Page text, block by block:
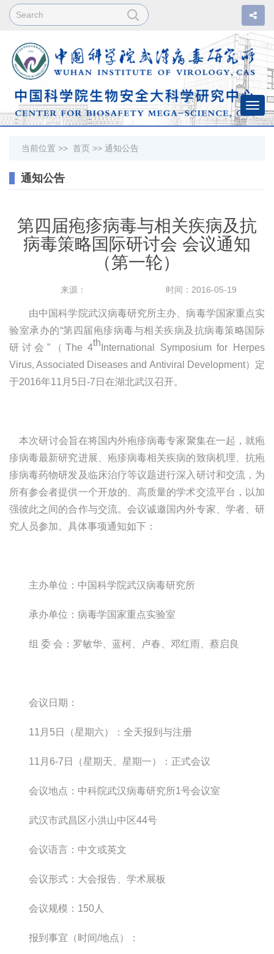
当前位置 >> 首页 >> 通知公告
通知公告
第四届疱疹病毒与相关疾病及抗
病毒策略国际研讨会 会议通知
（第一轮）
来源： 时间：2016-05-19
由中国科学院武汉病毒研究所主办、病毒学国家重点实
验室承办的“第四届疱疹病毒与相关疾病及抗病毒策略国际
研讨会”（ The 4th International Symposium for Herpes
Virus, Associated Diseases and Antiviral Development） 定
于2016年11 月 5 日 -7 日在湖北武汉召开。
本次研讨会旨在将国内外疱疹病毒专家聚集在一起，就疱
疹病毒最新研究进展、疱疹病毒相关疾病的致病机理、抗疱
疹病毒药物研发及临床治疗等议题进行深入研讨和交流，为
所有参会者提供一个开放的、高质量的学术交流平台，以加
强彼此之间的合作与交流。会议诚邀国内外专家、学者、研
究人员参加。具体事项通知如下：
主办单位： 中国科学院武汉病毒研究所
承办单位： 病毒学国家重点实验室
组 委 会： 罗敏华、蓝柯、卢春、邓红雨、蔡启良
会议日期：
11 月 5 日（星期六）：全天报到与注册
11 月 6-7 日（星期天、星期一）：正式会议
会议地点： 中科院武汉病毒研究所1号会议室
武汉市武昌区小洪山中区44号
会议语言： 中文或英文
会议形式： 大会报告、学术展板
会议规模： 150 人
报到事宜（时间/地点）：